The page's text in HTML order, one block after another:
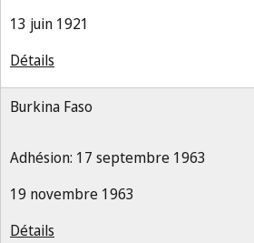
13 juin 1921
Détails
Burkina Faso
Adhésion: 17 septembre 1963
19 novembre 1963
Détails